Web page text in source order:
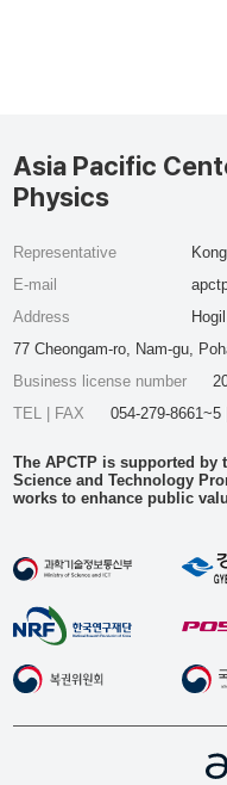
Asia Pacific
Physics
Representative
E-mail
Address
77 Cheongam-ro, Nam-gu,
Business license number
TEL | FAX
054-279-8661~5
The APCTP is supported by
Science and Technology
works to enhance public